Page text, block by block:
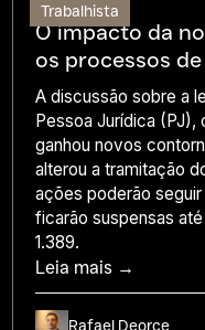
Trabalhista
O impacto da
os processos
A discussão sobre a
Pessoa Jurídica (PJ),
ganhou novos
alterou a tramitação
ações poderão
ficarão suspensas
1.389.
Leia mais →
Rafael Deorce